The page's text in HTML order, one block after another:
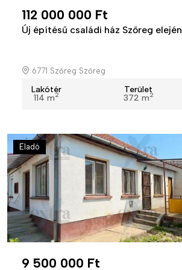
112 000 000 Ft
Új építésű családi ház Szőreg elején
6771 Szőreg Szőreg
Lakótér
114 m2
Terület
372 m2
Eladó
9 500 000 Ft